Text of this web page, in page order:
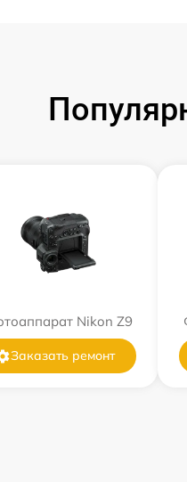
Nikon Z9
Заказать ремонт